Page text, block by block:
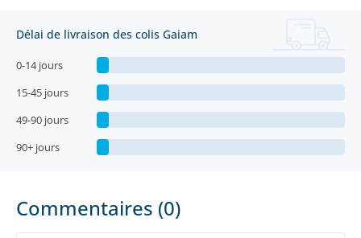
Délai de livraison des colis Gaiam
0-14 jours
15-45 jours
49-90 jours
90+ jours
Commentaires (0)